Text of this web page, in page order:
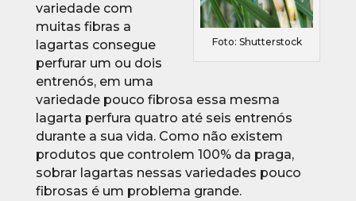
Foto: Shutterstock
variedade com
muitas fibras a
lagartas consegue
perfurar um ou dois
entrenós, em uma
variedade pouco fibrosa essa mesma
lagarta perfura quatro até seis entrenós
durante a sua vida. Como não existem
produtos que controlem 100% da praga,
sobrar lagartas nessas variedades pouco
fibrosas é um problema grande.